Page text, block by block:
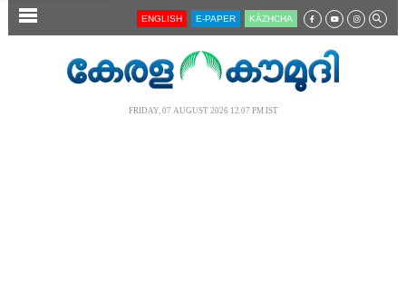
SECTIONS ENGLISH E-PAPER KĀZHCHA
FRIDAY, 07 AUGUST 2026 12.07 PM IST